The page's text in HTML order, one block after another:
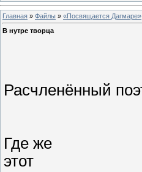
Главная » Файлы » «Посвящается Дагмаре»
В нутре творца
Расчленённый
Где же
этот